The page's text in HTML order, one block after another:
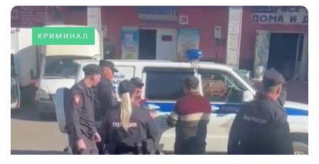
КРИМИНАЛ